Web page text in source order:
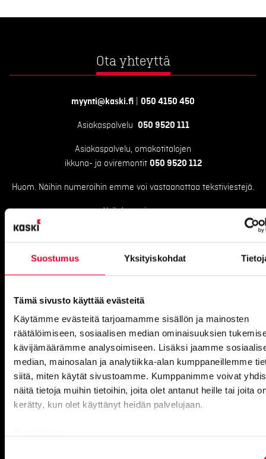
Suostumus Yksityiskohdat
Tämä sivusto käyttää evästeitä
Käytämme evästeitä tarjoamamme sisällön ja mainosten
räätälöimiseen, sosiaalisen median ominaisuuksien
kävijämäärämme analysoimiseen. Lisäksi jaamme
median, mainosalan ja analytiikka-alan kumppaneillemme
siitä, miten käytät sivustoamme. Kumppanimme voivat
näitä tietoja muihin tietoihin, joita olet antanut heille tai joita
kerätty, kun olet käyttänyt heidän palvelujaan.
Ota yhteyttä
myynti@kaski.fi 050 4150 450
Asiakaspalvelu 050 9520 111
Asiakaspalvelu, omakotitalojen
ikkuna- ja oviremontit 050 9520 112
Huom. Näihin numeroihin emme voi vastaanottaa tekstiviestejä.
Vaihde avoinna:
Kaikki yhteystiedot
Toimistot